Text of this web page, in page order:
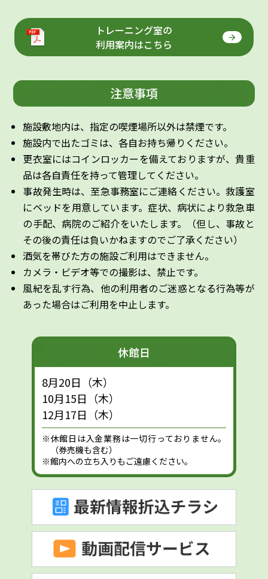
トレーニング室の
利用案内はこちら
注意事項
施設敷地内は、指定の喫煙場所以外は禁煙です。
施設内で出たゴミは、各自お持ち帰りください。
更衣室にはコインロッカーを備えておりますが、貴重
品は各自責任を持って管理してください。
事故発生時は、至急事務室にご連絡ください。救護室
にベッドを用意しています。症状、病状により救急車
の手配、病院のご紹介をいたします。（但し、事故と
その後の責任は負いかねますのでご了承ください）
酒気を帯びた方の施設ご利用はできません。
カメラ・ビデオ等での撮影は、禁止です。
風紀を乱す行為、他の利用者のご迷惑となる行為等が
あった場合はご利用を中止します。
休館日
8月20日（木）
10月15日（木）
12月17日（木）
※休館日は入金業務は一切行っておりません。
（券売機も含む）
※館内への立ち入りもご遠慮ください。